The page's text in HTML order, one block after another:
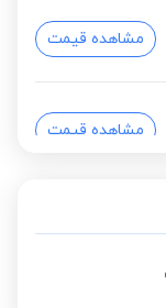
مشاهده قیمت
مشاهده قیمت